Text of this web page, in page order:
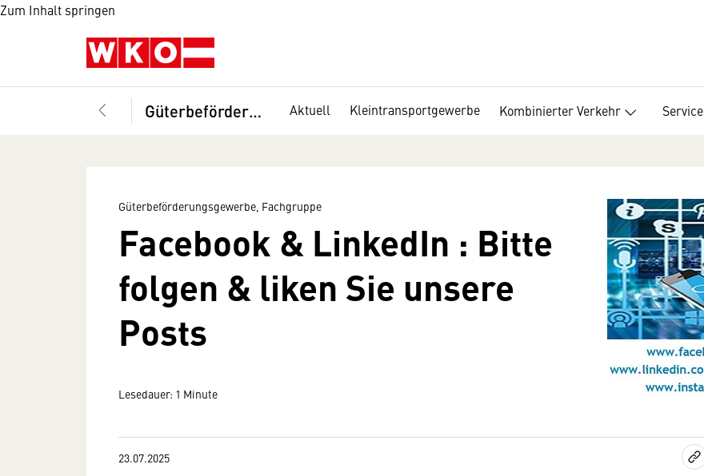
Zum Inhalt springen
Güterbeförderungsgewerbe, Fachgruppe Aktuell Kleintransportgewerbe Kombinierter Verkehr Service
Güterbeförderungsgewerbe, Fachgruppe
Facebook & LinkedIn : Bitte
folgen & liken Sie unsere
Posts
Lesedauer: 1 Minute
23.07.2025